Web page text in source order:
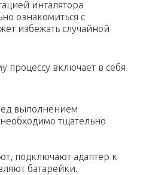
ингалятора
ознакомиться с
избежать случайной
процессу включает в себя
выполнением
тщательно
подключают адаптер к
батарейки.